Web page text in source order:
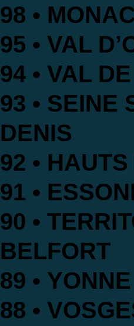
98 •
95 • VAL
94 • VAL
93 • SEINE
DENIS
92 •
91 •
90 •
BELFORT
89 • YONNE
88 •